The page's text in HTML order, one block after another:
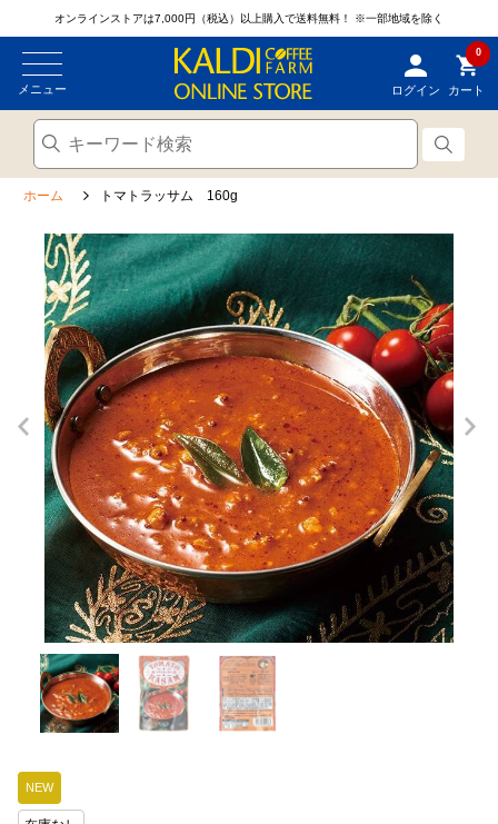
オンラインストアは7,000円（税込）以上購入で送料無料！ ※一部地域を除く
メニュー ログイン
0
カート
ホーム トマトラッサム 160g
NEW